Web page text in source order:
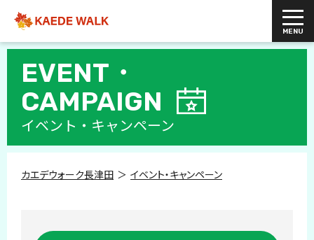
EVENT・
CAMPAIGN
イベント・キャンペーン
カエデウォーク長津田 イベント・キャンペーン